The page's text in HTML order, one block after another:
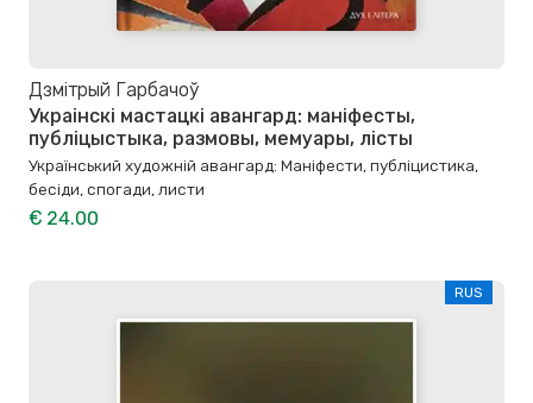
Дзмітрый Гарбачоў
Украінскі мастацкі авангард: маніфесты,
публіцыстыка, размовы, мемуары, лісты
Український художній авангард: Маніфести, публіцистика,
бесіди, спогади, листи
€ 24.00
RUS